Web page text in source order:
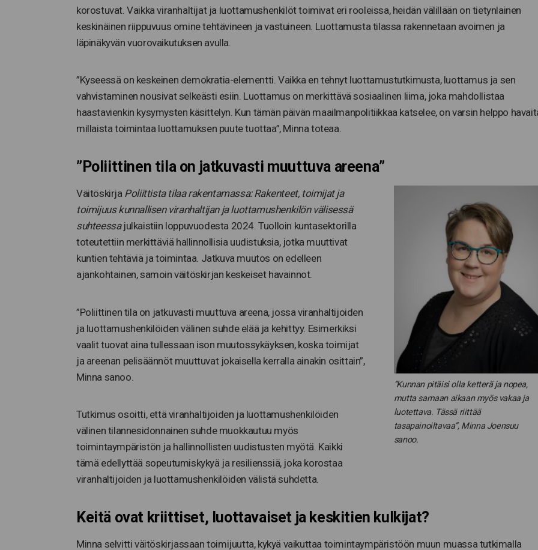
korostuvat. Vaikka viranhaltijat ja luottamushenkilöt toimivat eri rooleissa, heidän välillään on tietynlainen
keskinäinen riippuvuus omine tehtävineen ja vastuineen. Luottamusta tilassa rakennetaan avoimen ja
läpinäkyvän vuorovaikutuksen avulla.
”Kyseessä on keskeinen demokratia-elementti. Vaikka en tehnyt luottamustutkimusta, luottamus ja sen
vahvistaminen nousivat selkeästi esiin. Luottamus on merkittävä sosiaalinen liima, joka mahdollistaa
haastavienkin kysymysten käsittelyn. Kun tämän päivän maailmanpolitiikkaa katselee, on varsin helppo
millaista toimintaa luottamuksen puute tuottaa”, Minna toteaa.
”Poliittinen tila on jatkuvasti muuttuva areena”
”Kunnan pitäisi olla ketterä ja nopea,
mutta samaan aikaan myös vakaa ja
luotettava. Tässä riittää
tasapainoiltavaa”, Minna Joensuu
sanoo.
Väitöskirja Poliittista tilaa rakentamassa: Rakenteet, toimijat ja
toimijuus kunnallisen viranhaltijan ja luottamushenkilön välisessä
suhteessa julkaistiin loppuvuodesta 2024. Tuolloin kuntasektorilla
toteutettiin merkittäviä hallinnollisia uudistuksia, jotka muuttivat
kuntien tehtäviä ja toimintaa. Jatkuva muutos on edelleen
ajankohtainen, samoin väitöskirjan keskeiset havainnot.
”Poliittinen tila on jatkuvasti muuttuva areena, jossa viranhaltijoiden
ja luottamushenkilöiden välinen suhde elää ja kehittyy. Esimerkiksi
vaalit tuovat aina tullessaan ison muutossykäyksen, koska toimijat
ja areenan pelisäännöt muuttuvat jokaisella kerralla ainakin osittain”,
Minna sanoo.
Tutkimus osoitti, että viranhaltijoiden ja luottamushenkilöiden
välinen tilannesidonnainen suhde muokkautuu myös
toimintaympäristön ja hallinnollisten uudistusten myötä. Kaikki
tämä edellyttää sopeutumiskykyä ja resilienssiä, joka korostaa
viranhaltijoiden ja luottamushenkilöiden välistä suhdetta.
Keitä ovat kriittiset, luottavaiset ja keskitien kulkijat?
Minna selvitti väitöskirjassaan toimijuutta, kykyä vaikuttaa toimintaympäristöön muun muassa tutkimalla